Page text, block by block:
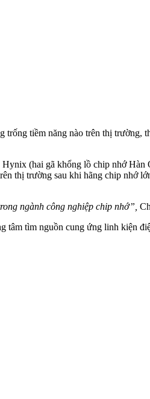
tiềm năng nào trên thị trường,
(hai gã khổng lồ chip nhớ Hàn
thị trường sau khi hãng chip nhớ
ngành công nghiệp chip nhớ”,
tìm nguồn cung ứng linh kiện